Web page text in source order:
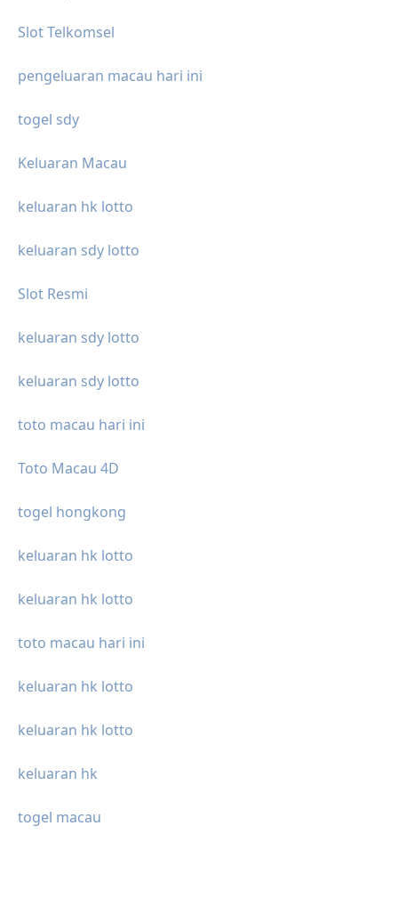
Slot Telkomsel
pengeluaran macau hari ini
togel sdy
Keluaran Macau
keluaran hk lotto
keluaran sdy lotto
Slot Resmi
keluaran sdy lotto
keluaran sdy lotto
toto macau hari ini
Toto Macau 4D
togel hongkong
keluaran hk lotto
keluaran hk lotto
toto macau hari ini
keluaran hk lotto
keluaran hk lotto
keluaran hk
togel macau